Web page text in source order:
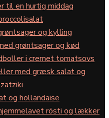
til en hurtig middag
og kylling
grøntsager og kød
i cremet tomatsovs
med græsk salat og
og hollandaise
rösti og lækker